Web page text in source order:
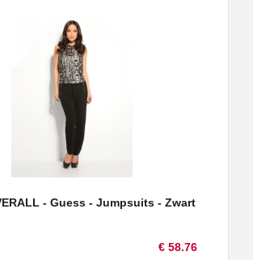
- Guess - Jumpsuits - Zwart
€ 58.76